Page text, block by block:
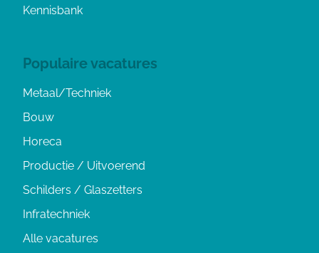
Kennisbank
Populaire vacatures
Metaal/Techniek
Bouw
Horeca
Productie / Uitvoerend
Schilders / Glaszetters
Infratechniek
Alle vacatures